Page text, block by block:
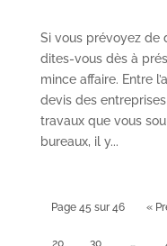
Si vous prévoyez de
dites-vous dès à
mince affaire. Entre
devis des
travaux que vous
bureaux, il y...
Page 45 sur 46 «
20 30 …